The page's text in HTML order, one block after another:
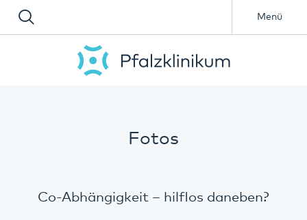
Menü
Fotos
Co-Abhängigkeit – hilflos daneben?